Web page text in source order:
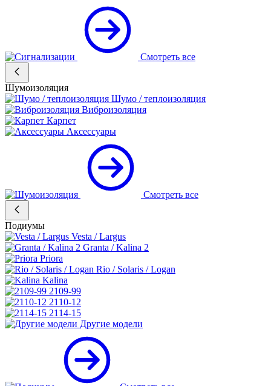
Смотреть все
Шумоизоляция
Шумо / теплоизоляция
Виброизоляция
Карпет
Аксессуары
Смотреть все
Подиумы
Vesta / Largus
Granta / Kalina 2
Priora
Rio / Solaris / Logan
Kalina
2109-99
2110-12
2114-15
Другие модели